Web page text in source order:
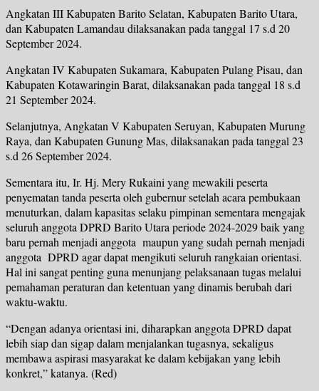
Angkatan III Kabupaten Barito Selatan, Kabupaten Barito Utara,
dan Kabupaten Lamandau dilaksanakan pada tanggal 17 s.d 20
September 2024.
Angkatan IV Kabupaten Sukamara, Kabupaten Pulang Pisau, dan
Kabupaten Kotawaringin Barat, dilaksanakan pada tanggal 18 s.d
21 September 2024.
Selanjutnya, Angkatan V Kabupaten Seruyan, Kabupaten Murung
Raya, dan Kabupaten Gunung Mas, dilaksanakan pada tanggal 23
s.d 26 September 2024.
Sementara itu, Ir. Hj. Mery Rukaini yang mewakili peserta
penyematan tanda peserta oleh gubernur setelah acara pembukaan
menuturkan, dalam kapasitas selaku pimpinan sementara mengajak
seluruh anggota DPRD Barito Utara periode 2024-2029 baik yang
baru pernah menjadi anggota maupun yang sudah pernah menjadi
anggota DPRD agar dapat mengikuti seluruh rangkaian orientasi.
Hal ini sangat penting guna menunjang pelaksanaan tugas melalui
pemahaman peraturan dan ketentuan yang dinamis berubah dari
waktu-waktu.
“Dengan adanya orientasi ini, diharapkan anggota DPRD dapat
lebih siap dan sigap dalam menjalankan tugasnya, sekaligus
membawa aspirasi masyarakat ke dalam kebijakan yang lebih
konkret,” katanya. (Red)